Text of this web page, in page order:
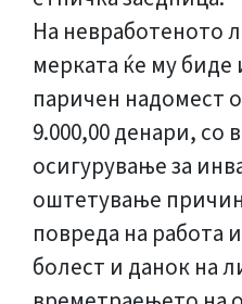
На невработеното
мерката ќе му
паричен надомест
9.000,00 денари, со
осигурување за
оштетување
повреда на работа
болест и данок на